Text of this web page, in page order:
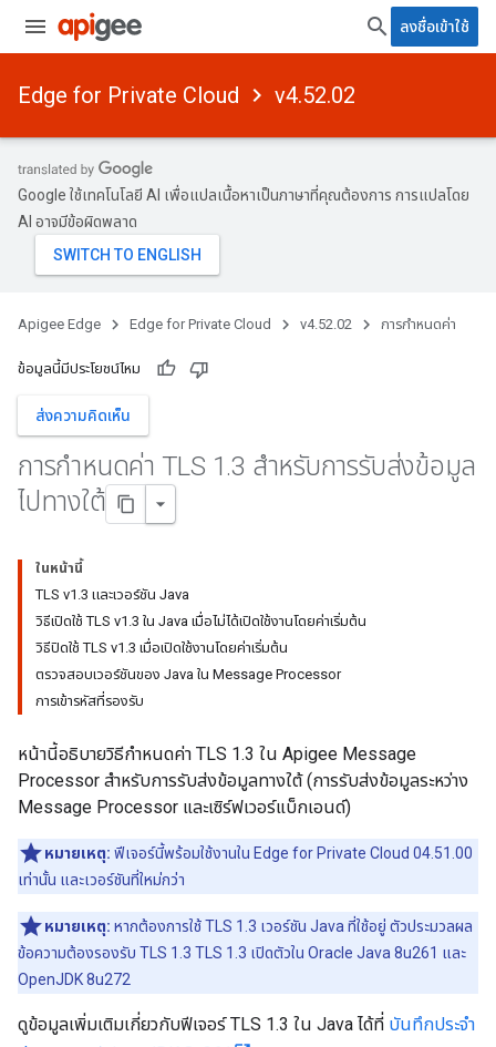
ลงชื่อเข้าใช้
Edge for Private Cloud v4.52.02
Google ใช้เทคโนโลยี AI เพื่อแปลเนื้อหาเป็นภาษาที่คุณต้องการ การแปลโดย
AI อาจมีข้อผิดพลาด
Apigee Edge Edge for Private Cloud v4.52.02 การกำหนดค่า
ข้อมูลนี้มีประโยชน์ไหม
ส่งความคิดเห็น
การกำหนดค่า TLS 1.3 สำหรับการรับส่งข้อมูล
ไปทางใต้
ในหน้านี้
TLS v1.3 และเวอร์ชัน Java
วิธีเปิดใช้ TLS v1.3 ใน Java เมื่อไม่ได้เปิดใช้งานโดยค่าเริ่มต้น
วิธีปิดใช้ TLS v1.3 เมื่อเปิดใช้งานโดยค่าเริ่มต้น
ตรวจสอบเวอร์ชันของ Java ใน Message Processor
การเข้ารหัสที่รองรับ
หน้านี้อธิบายวิธีกำหนดค่า TLS 1.3 ใน Apigee Message
Processor สำหรับการรับส่งข้อมูลทางใต้ (การรับส่งข้อมูลระหว่าง
Message Processor และเซิร์ฟเวอร์แบ็กเอนด์)
หมายเหตุ: ฟีเจอร์นี้พร้อมใช้งานใน Edge for Private Cloud 04.51.00
เท่านั้น และเวอร์ชันที่ใหม่กว่า
หมายเหตุ: หากต้องการใช้ TLS 1.3 เวอร์ชัน Java ที่ใช้อยู่ ตัวประมวลผล
ข้อความต้องรองรับ TLS 1.3 TLS 1.3 เปิดตัวใน Oracle Java 8u261 และ
OpenJDK 8u272
ดูข้อมูลเพิ่มเติมเกี่ยวกับฟีเจอร์ TLS 1.3 ใน Java ได้ที่ บันทึกประจำ